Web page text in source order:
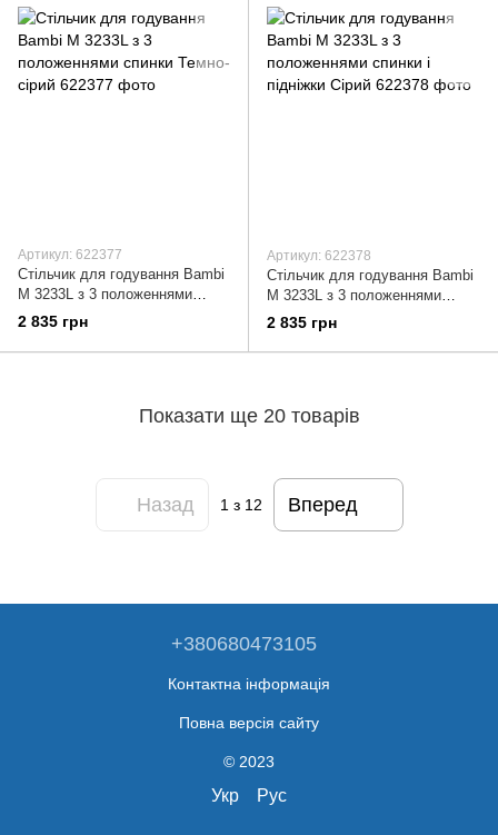
Артикул: 622377
Стільчик для годування Bambi
M 3233L з 3 положеннями
спинки Темно-сірий
2 835 грн
Артикул: 622378
Стільчик для годування Bambi
M 3233L з 3 положеннями
спинки і підніжки Сірий
2 835 грн
Показати ще 20 товарів
Назад 1з 12 Вперед
+380680473105
Контактна інформація
Повна версія сайту
© 2023
Укр Рус